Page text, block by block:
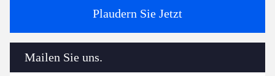
Plaudern Sie Jetzt
Mailen Sie uns.